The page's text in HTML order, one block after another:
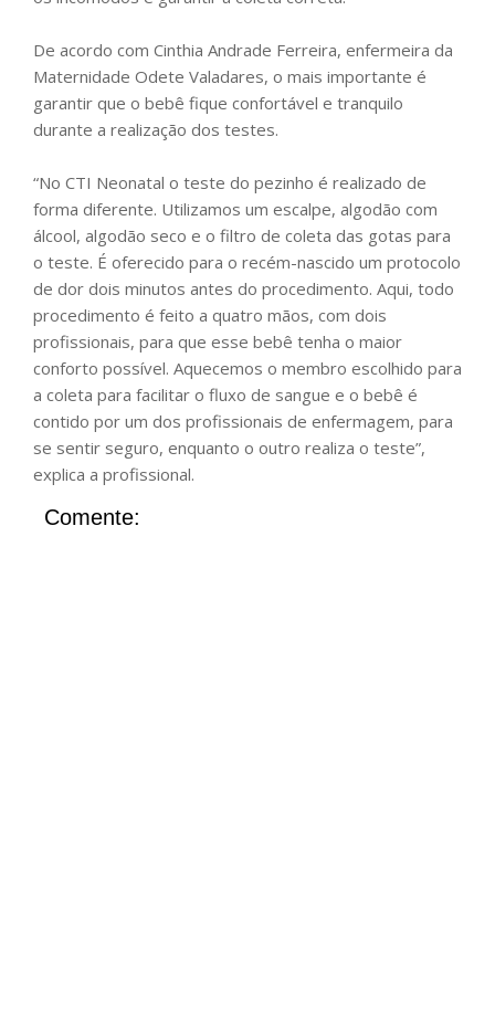
De acordo com Cinthia Andrade Ferreira, enfermeira da
Maternidade Odete Valadares, o mais importante é
garantir que o bebê fique confortável e tranquilo
durante a realização dos testes.
“No CTI Neonatal o teste do pezinho é realizado de
forma diferente. Utilizamos um escalpe, algodão com
álcool, algodão seco e o filtro de coleta das gotas para
o teste. É oferecido para o recém-nascido um protocolo
de dor dois minutos antes do procedimento. Aqui, todo
procedimento é feito a quatro mãos, com dois
profissionais, para que esse bebê tenha o maior
conforto possível. Aquecemos o membro escolhido para
a coleta para facilitar o fluxo de sangue e o bebê é
contido por um dos profissionais de enfermagem, para
se sentir seguro, enquanto o outro realiza o teste”,
explica a profissional.
Comente: